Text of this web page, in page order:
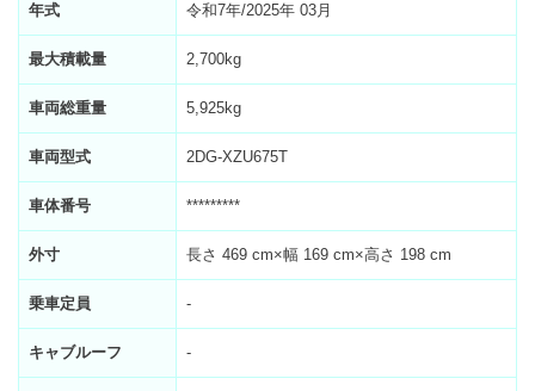
年式 令和7年/2025年 03月
最大積載量 2,700kg
車両総重量 5,925kg
車両型式 2DG-XZU675T
車体番号 *********
外寸 長さ 469 cm×幅 169 cm×高さ 198 cm
乗車定員 -
キャブルーフ -